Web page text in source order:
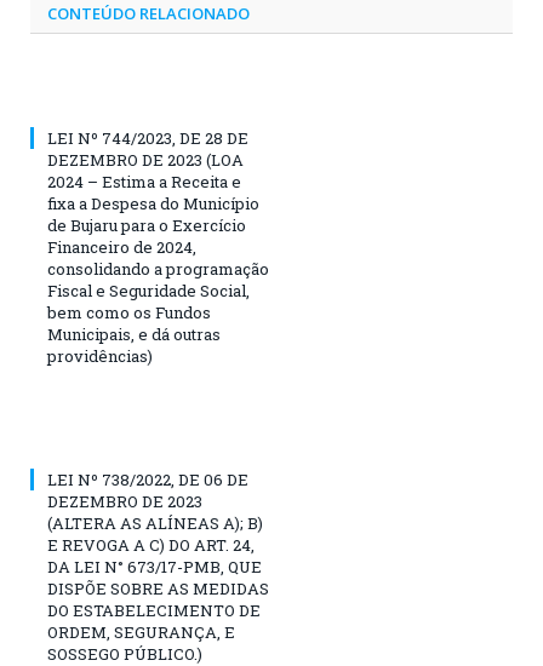
CONTEÚDO RELACIONADO
LEI Nº 744/2023, DE 28 DE
DEZEMBRO DE 2023 (LOA
2024 – Estima a Receita e
fixa a Despesa do Município
de Bujaru para o Exercício
Financeiro de 2024,
consolidando a programação
Fiscal e Seguridade Social,
bem como os Fundos
Municipais, e dá outras
providências)
LEI Nº 738/2022, DE 06 DE
DEZEMBRO DE 2023
(ALTERA AS ALÍNEAS A); B)
E REVOGA A C) DO ART. 24,
DA LEI N° 673/17-PMB, QUE
DISPÕE SOBRE AS MEDIDAS
DO ESTABELECIMENTO DE
ORDEM, SEGURANÇA, E
SOSSEGO PÚBLICO.)